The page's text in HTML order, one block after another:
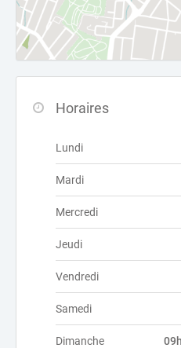
Horaires
Lundi
Mardi
Mercredi
Jeudi
Vendredi
Samedi
Dimanche